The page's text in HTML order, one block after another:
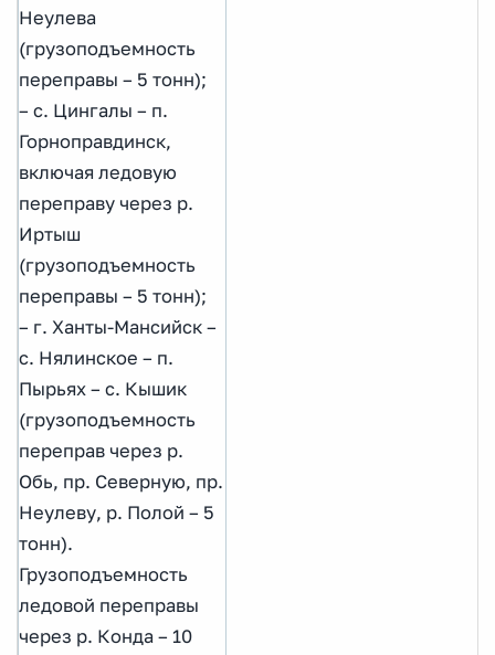
Неулева
(грузоподъемность
переправы – 5 тонн);
– с. Цингалы – п.
Горноправдинск,
включая ледовую
переправу через р.
Иртыш
(грузоподъемность
переправы – 5 тонн);
– г. Ханты-Мансийск –
с. Нялинское – п.
Пырьях – с. Кышик
(грузоподъемность
переправ через р.
Обь, пр. Северную, пр.
Неулеву, р. Полой – 5
тонн).
Грузоподъемность
ледовой переправы
через р. Конда – 10